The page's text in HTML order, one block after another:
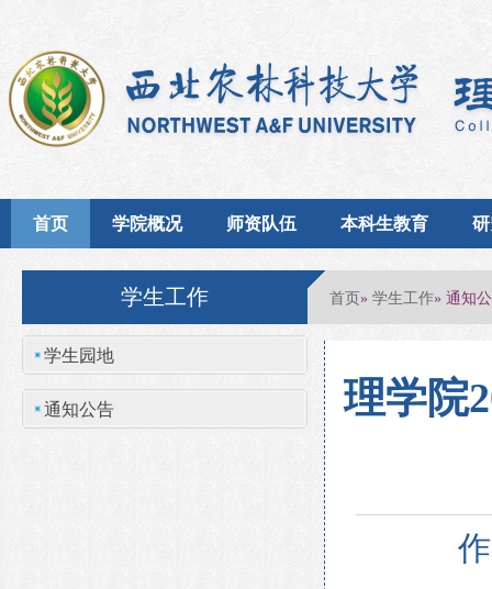
首页 学院概况 师资队伍 本科生教育
学生工作 首页» 学生工作» 通知
学生园地
通知公告 理学院